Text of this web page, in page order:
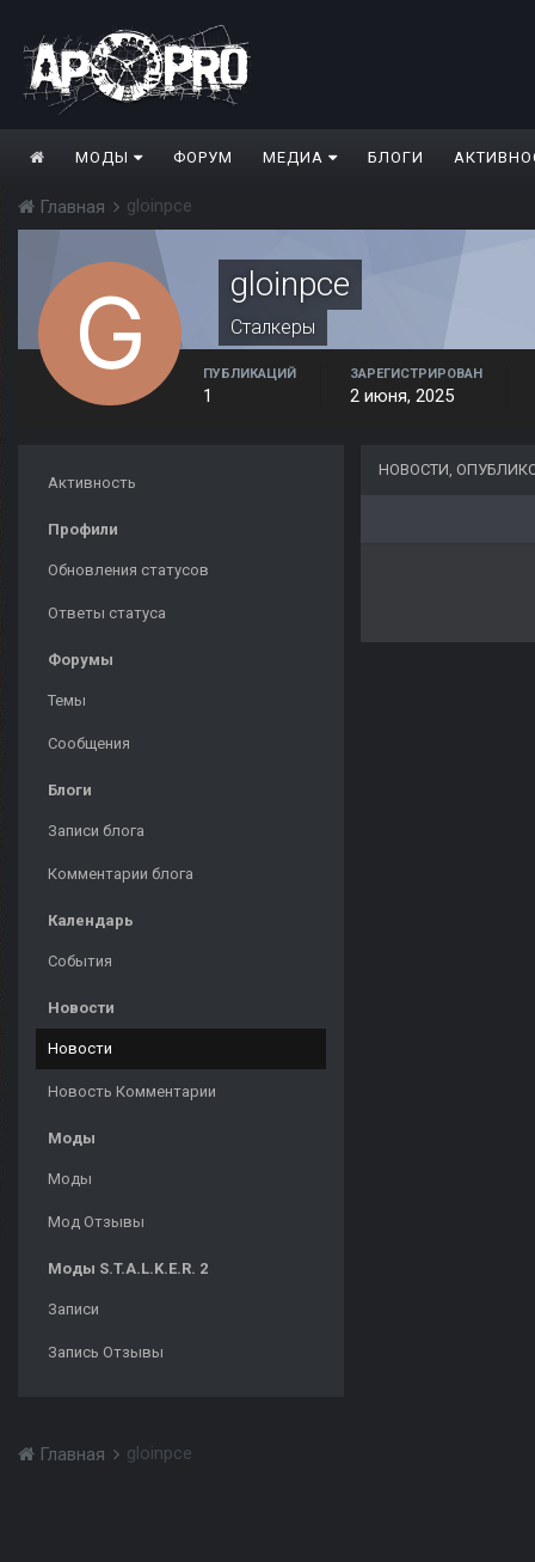
МОДЫ ФОРУМ МЕДИА БЛОГИ
Главная gloinpce
gloinpce
Сталкеры
ПУБЛИКАЦИЙ
1
ЗАРЕГИСТРИРОВАН
2 июня, 2025
Активность
Профили
Обновления статусов
Ответы статуса
Форумы
Темы
Сообщения
Блоги
Записи блога
Комментарии блога
Календарь
События
Новости
Новости
Новость Комментарии
Моды
Моды
Мод Отзывы
Моды S.T.A.L.K.E.R. 2
Записи
Запись Отзывы
НОВОСТИ,
Главная gloinpce